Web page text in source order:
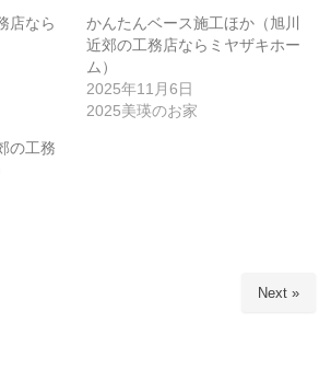
店なら
かんたんベース施工ほか（旭川
近郊の工務店ならミヤザキホー
ム）
2025年11月6日
2025美瑛のお家
の工務
Next »